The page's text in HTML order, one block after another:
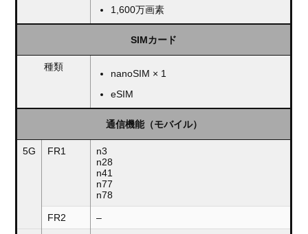
1,600万画素
SIMカード
種類
nanoSIM × 1
eSIM
通信機能（モバイル）
5G FR1
n3
n28
n41
n77
n78
FR2 –